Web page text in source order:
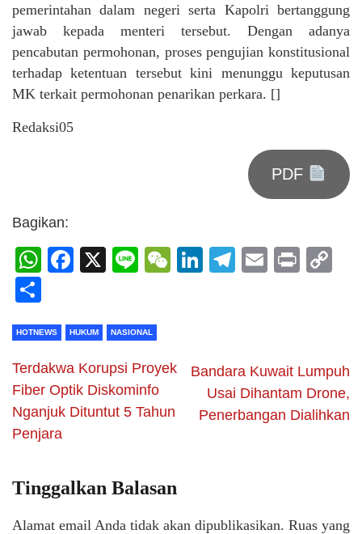
pemerintahan dalam negeri serta Kapolri bertanggung
jawab kepada menteri tersebut. Dengan adanya
pencabutan permohonan, proses pengujian konstitusional
terhadap ketentuan tersebut kini menunggu keputusan
MK terkait permohonan penarikan perkara. []
Redaksi05
PDF
Bagikan:
WhatsApp
Facebook
X LineWeChat
LinkedIn
Telegram
Email
Print
HOTNEWS HUKUM NASIONAL
Terdakwa Korupsi Proyek
Fiber Optik Diskominfo
Nganjuk Dituntut 5 Tahun
Penjara
Bandara Kuwait Lumpuh
Usai Dihantam Drone,
Penerbangan Dialihkan
Tinggalkan Balasan
Alamat email Anda tidak akan dipublikasikan. Ruas yang